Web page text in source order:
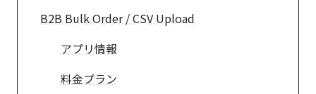
B2B Bulk Order / CSV Upload
アプリ情報
料金プラン